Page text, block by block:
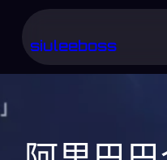
siuleeboss